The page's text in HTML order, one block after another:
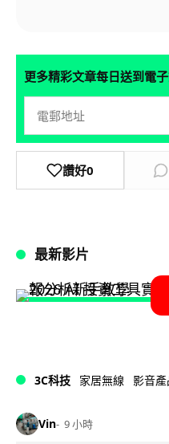
更多精彩文章每日送到電
讚好0
最新影片
3C科技 家居無線 影音產
Vin 9 小時